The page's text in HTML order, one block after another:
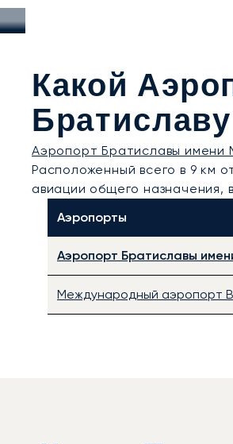
Какой
Аэропорт Братиславы имени
Расположенный всего в 9 км
авиации общего назначения,
Аэропорты
Аэропорт Братиславы
Международный аэропорт